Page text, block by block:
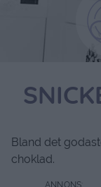
Bland det
choklad.